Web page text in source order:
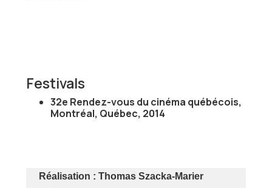
Festivals
32e Rendez-vous du cinéma québécois,
Montréal, Québec, 2014
Réalisation : Thomas Szacka-Marier